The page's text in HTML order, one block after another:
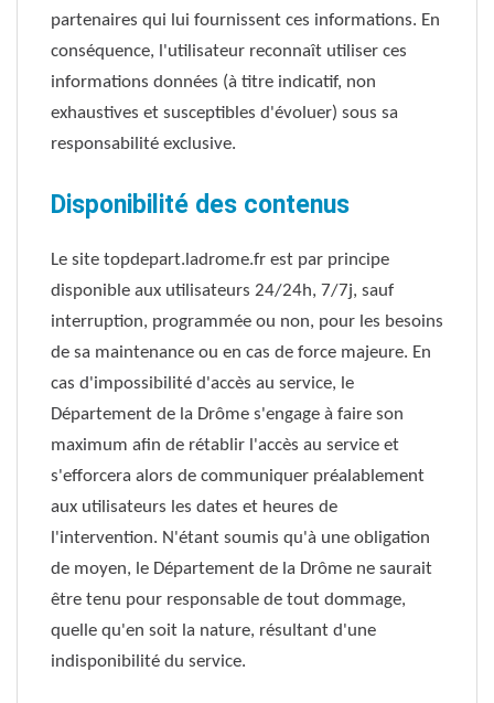
partenaires qui lui fournissent ces informations. En
conséquence, l'utilisateur reconnaît utiliser ces
informations données (à titre indicatif, non
exhaustives et susceptibles d'évoluer) sous sa
responsabilité exclusive.
Disponibilité des contenus
Le site topdepart.ladrome.fr est par principe
disponible aux utilisateurs 24/24h, 7/7j, sauf
interruption, programmée ou non, pour les besoins
de sa maintenance ou en cas de force majeure. En
cas d'impossibilité d'accès au service, le
Département de la Drôme s'engage à faire son
maximum afin de rétablir l'accès au service et
s'efforcera alors de communiquer préalablement
aux utilisateurs les dates et heures de
l'intervention. N'étant soumis qu'à une obligation
de moyen, le Département de la Drôme ne saurait
être tenu pour responsable de tout dommage,
quelle qu'en soit la nature, résultant d'une
indisponibilité du service.